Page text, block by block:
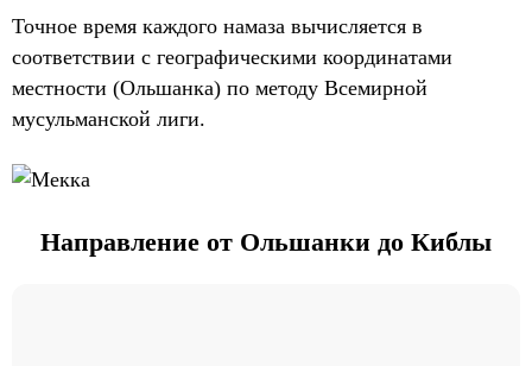
Точное время каждого намаза вычисляется в
соответствии с географическими координатами
местности (Ольшанка) по методу Всемирной
мусульманской лиги.
Направление от Ольшанки до Киблы